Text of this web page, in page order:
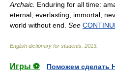
Archaic. Enduring for all time:
eternal, everlasting, immortal,
world without end. See
English dictionary for students 2013
Игры ⚽
Поможем сделать